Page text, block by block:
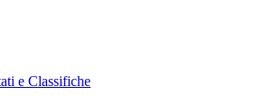
e Classifiche